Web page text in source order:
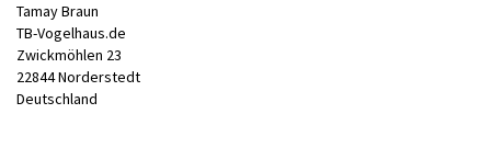
Tamay Braun
TB-Vogelhaus.de
Zwickmöhlen 23
22844 Norderstedt
Deutschland